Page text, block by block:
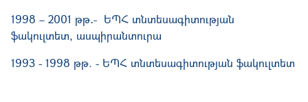
1998 – 2001 թթ․- ԵՊՀ տնտեսագիտության
ֆակուլտետ, ասպիրանտուրա
1993 - 1998 թթ. - ԵՊՀ տնտեսագիտության ֆակուլտետ